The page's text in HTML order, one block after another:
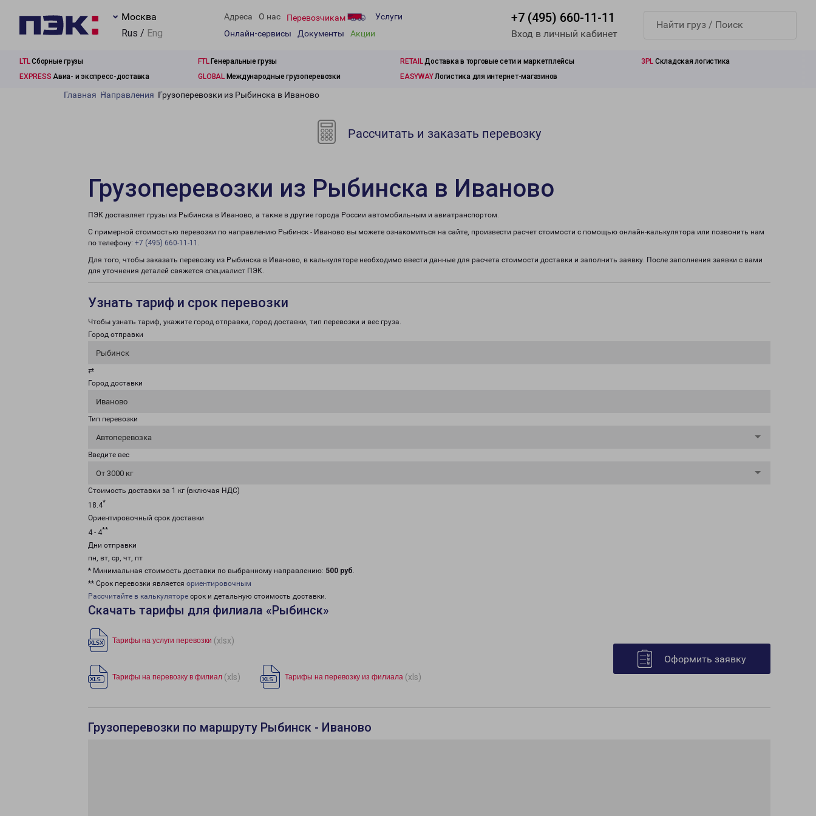
Москва
Rus / Eng
Адреса О нас Перевозчикам
Услуги
Онлайн-сервисы
Документы Акции
+7 (495) 660-11-11
Вход в личный кабинет
LTLСборные грузы FTLГенеральные грузы RETAILДоставка в торговые сети и маркетплейсы 3PL Складская логистика
EXPRESS Авиа- и экспресс-доставка GLOBALМеждународные грузоперевозки EASYWAYЛогистика для интернет-магазинов
Главная Направления Грузоперевозки из Рыбинска в Иваново
Рассчитать и заказать перевозку
Грузоперевозки из Рыбинска в Иваново
ПЭК доставляет грузы из Рыбинска в Иваново, а также в другие города России автомобильным и авиатранспортом.
С примерной стоимостью перевозки по направлению Рыбинск - Иваново вы можете ознакомиться на сайте, произвести расчет стоимости с помощью онлайн-калькулятора или позвонить нам
по телефону: +7 (495) 660-11-11 .
Для того, чтобы заказать перевозку из Рыбинска в Иваново, в калькуляторе необходимо ввести данные для расчета стоимости доставки и заполнить заявку. После заполнения заявки с вами
для уточнения деталей свяжется специалист ПЭК.
Узнать тариф и срок перевозки
Чтобы узнать тариф, укажите город отправки, город доставки, тип перевозки и вес груза.
Город отправки
Рыбинск
⇄
Город доставки
Иваново
Тип перевозки
Автоперевозка
Введите вес
От 3000 кг
Стоимость доставки за 1 кг (включая НДС)
18.4*
Ориентировочный срок доставки
4 - 4**
Дни отправки
пн, вт, ср, чт, пт
* Минимальная стоимость доставки по выбранному направлению: 500 руб.
** Срок перевозки является ориентировочным
Рассчитайте в калькуляторе срок и детальную стоимость доставки.
Скачать тарифы для филиала «Рыбинск»
Тарифы на услуги перевозки (xlsx)
Тарифы на перевозку в филиал (xls) Тарифы на перевозку из филиала (xls)
Оформить заявку
Грузоперевозки по маршруту Рыбинск - Иваново